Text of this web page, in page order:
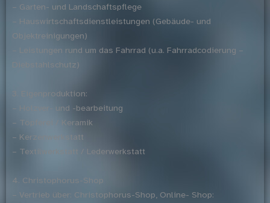
– Garten- und Landschaftspflege
– Hauswirtschaftsdienstleistungen (Gebäude- und
Objektreinigungen)
– Leistungen rund um das Fahrrad (u.a. Fahrradcodierung –
Diebstahlschutz)
3. Eigenproduktion:
– Holzver- und -bearbeitung
– Töpferei / Keramik
– Kerzenwerkstatt
– Textilwerkstatt / Lederwerkstatt
4. Christophorus-Shop
– Vertrieb über: Christophorus-Shop, Online- Shop: